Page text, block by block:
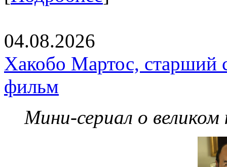
04.08.2026
Хакобо Мартос, старший
фильм
Мини-сериал о великом